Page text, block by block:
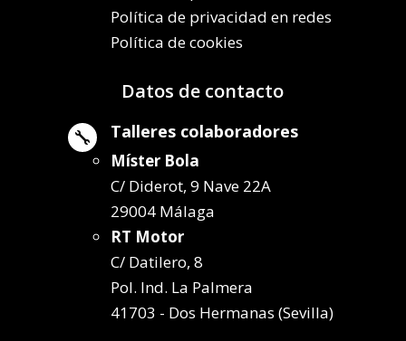
Política de privacidad en redes
Política de cookies
Datos de contacto
 Talleres colaboradores
Míster Bola
C/ Diderot, 9 Nave 22A
29004 Málaga
RT Motor
C/ Datilero, 8
Pol. Ind. La Palmera
41703 - Dos Hermanas (Sevilla)